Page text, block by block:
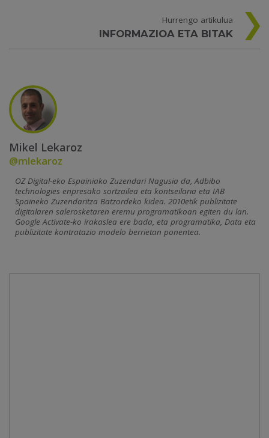
Hurrengo artikulua
INFORMAZIOA ETA BITAK
Mikel Lekaroz
@mlekaroz
OZ Digital-eko Espainiako Zuzendari Nagusia da, Adbibo
technologies enpresako sortzailea eta kontseilaria eta IAB
Spaineko Zuzendaritza Batzordeko kidea. 2010etik publizitate
digitalaren salerosketaren eremu programatikoan egiten du lan.
Google Activate-ko irakaslea ere bada, eta programatika, Data eta
publizitate kontratazio modelo berrietan ponentea.